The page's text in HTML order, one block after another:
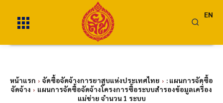
EN
หน้าแรก จัดซื้อจัดจ้างการยาสูบแห่งประเทศไทย
: แผนการจัดซื้อ
จัดจ้าง
แผนการจัดซื้อจัดจ้างโครงการซื้อระบบสำรองข้อมูลเครื่อง
แม่ข่าย จำนวน 1 ระบบ